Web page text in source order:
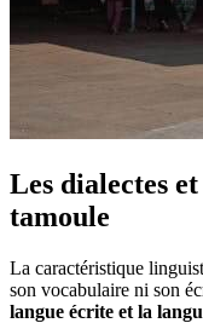
Les dialectes
tamoule
La caractéristique
son vocabulaire ni son
langue écrite et la